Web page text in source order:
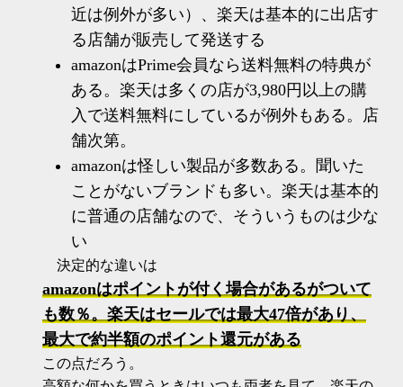
近は例外が多い）、楽天は基本的に出店す
る店舗が販売して発送する
amazonはPrime会員なら送料無料の特典が
ある。楽天は多くの店が3,980円以上の購
入で送料無料にしているが例外もある。店
舗次第。
amazonは怪しい製品が多数ある。聞いた
ことがないブランドも多い。楽天は基本的
に普通の店舗なので、そういうものは少な
い
決定的な違いは
amazonはポイントが付く場合があるがついて
も数％。楽天はセールでは最大47倍があり、
最大で約半額のポイント還元がある
この点だろう。